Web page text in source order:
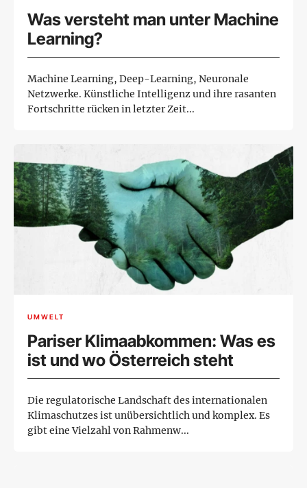
Was versteht man unter Machine
Learning?
Machine Learning, Deep-Learning, Neuronale
Netzwerke. Künstliche Intelligenz und ihre rasanten
Fortschritte rücken in letzter Zeit...
UMWELT
Pariser Klimaabkommen: Was es
ist und wo Österreich steht
Die regulatorische Landschaft des internationalen
Klimaschutzes ist unübersichtlich und komplex. Es
gibt eine Vielzahl von Rahmenw...